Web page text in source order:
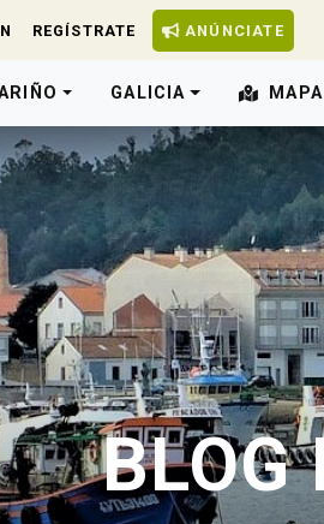
REGÍSTRATE ANÚNCIATE
GALICIA MAPA
BLOG